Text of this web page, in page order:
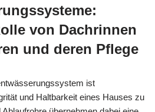
von Dachrinnen
und deren Pflege
ist
und Haltbarkeit eines Hauses zu